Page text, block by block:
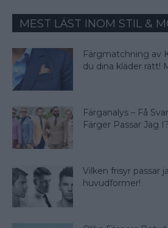
MEST LÄST INOM STIL &
Färgmatchning av
du dina kläder rätt!
Färganalys – Få
Färger Passar Jag I?
Vilken frisyr passar
huvudformer!